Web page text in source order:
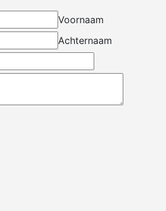
Voornaam
Achternaam